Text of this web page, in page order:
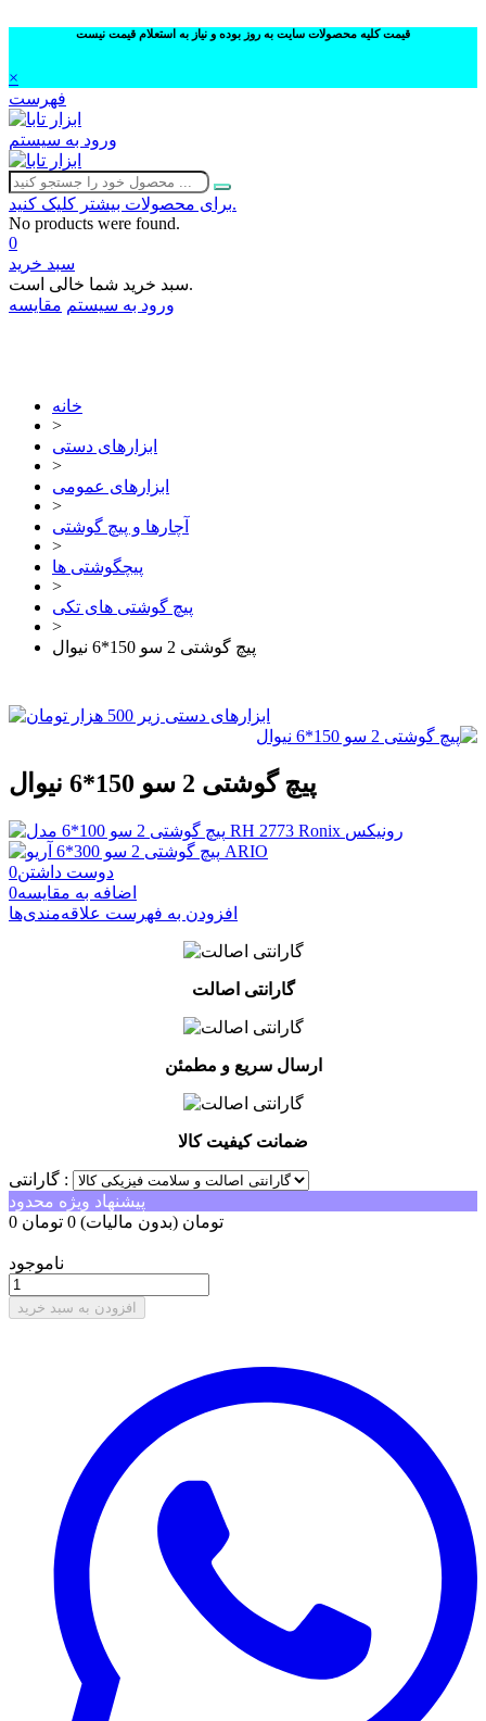
قیمت کلیه محصولات سایت به روز بوده و نیاز به استعلام قیمت نیست
×
فهرست
ورود به سیستم
برای محصولات بیشتر کلیک کنید.
No products were found.
0
سبد خرید
سبد خرید شما خالی است.
ورود به سیستم مقایسه
خانه
>
ابزارهای دستی
>
ابزارهای عمومی
>
آچارها و پیچ گوشتی
>
پیچگوشتی ها
>
پیچ گوشتی های تکی
>
پیچ گوشتی 2 سو 150*6 نیوال
پیچ گوشتی 2 سو 150*6 نیوال
دوست داشتن0
اضافه به مقایسه0
افزودن به فهرست علاقه‌مندی‌ها
گارانتی اصالت
ارسال سریع و مطمئن
ضمانت کیفیت کالا
گارانتی :
پیشنهاد ویژه محدود
0 تومان (بدون مالیات) 0 تومان
ناموجود
افزودن به سبد خرید